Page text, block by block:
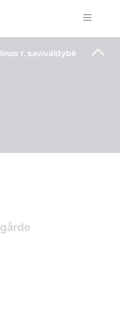
r. savivaldybė